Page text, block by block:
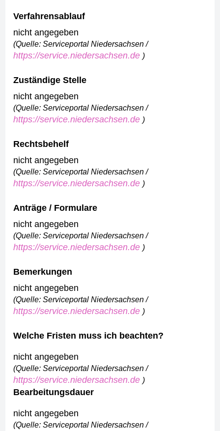
Verfahrensablauf
nicht angegeben
(Quelle: Serviceportal Niedersachsen /
https://service.niedersachsen.de )
Zuständige Stelle
nicht angegeben
(Quelle: Serviceportal Niedersachsen /
https://service.niedersachsen.de )
Rechtsbehelf
nicht angegeben
(Quelle: Serviceportal Niedersachsen /
https://service.niedersachsen.de )
Anträge / Formulare
nicht angegeben
(Quelle: Serviceportal Niedersachsen /
https://service.niedersachsen.de )
Bemerkungen
nicht angegeben
(Quelle: Serviceportal Niedersachsen /
https://service.niedersachsen.de )
Welche Fristen muss ich beachten?
nicht angegeben
(Quelle: Serviceportal Niedersachsen /
https://service.niedersachsen.de )
Bearbeitungsdauer
nicht angegeben
(Quelle: Serviceportal Niedersachsen /